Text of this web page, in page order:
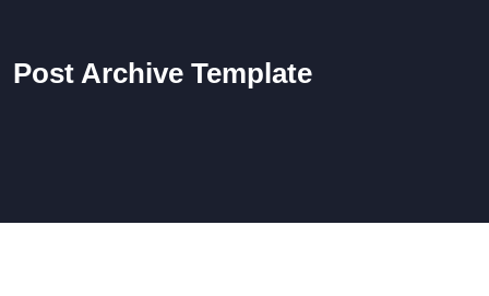
Post Archive Template